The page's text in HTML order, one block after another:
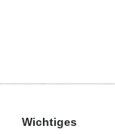
Wichtiges